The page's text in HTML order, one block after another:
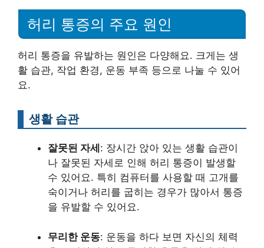
허리 통증의 주요 원인
허리 통증을 유발하는 원인은 다양해요. 크게는 생
활 습관, 작업 환경, 운동 부족 등으로 나눌 수 있어
요.
생활 습관
잘못된 자세 : 장시간 앉아 있는 생활 습관이
나 잘못된 자세로 인해 허리 통증이 발생할
수 있어요. 특히 컴퓨터를 사용할 때 고개를
숙이거나 허리를 굽히는 경우가 많아서 통증
을 유발할 수 있어요.
무리한 운동: 운동을 하다 보면 자신의 체력